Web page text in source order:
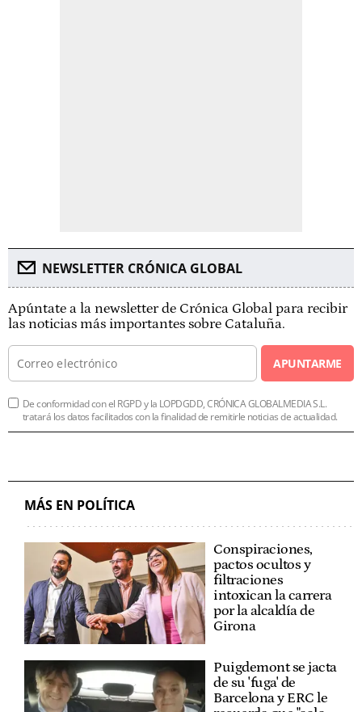
NEWSLETTER CRÓNICA GLOBAL
Apúntate a la newsletter de Crónica Global para recibir
las noticias más importantes sobre Cataluña.
APUNTARME
De conformidad con el RGPD y la LOPDGDD, CRÓNICA GLOBALMEDIA S.L.
tratará los datos facilitados con la finalidad de remitirle noticias de actualidad.
MÁS EN POLÍTICA
Conspiraciones,
pactos ocultos y
filtraciones
intoxican la carrera
por la alcaldía de
Girona
Puigdemont se jacta
de su 'fuga' de
Barcelona y ERC le